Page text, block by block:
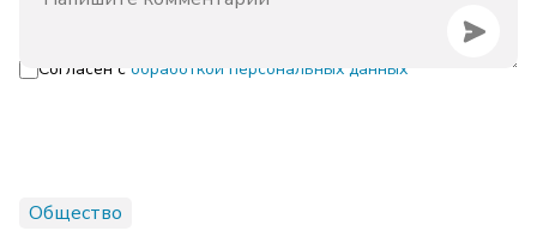
Согласен с обработкой персональных данных
Общество